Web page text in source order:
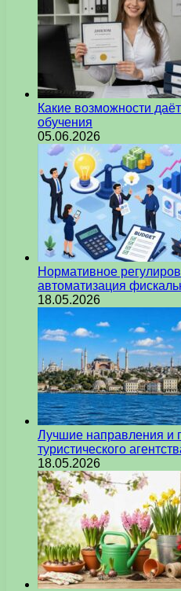
Какие возможности
обучения
05.06.2026
Нормативное
автоматизация
18.05.2026
Лучшие направления и
туристического
18.05.2026